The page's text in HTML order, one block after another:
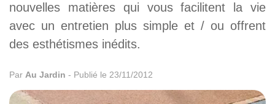
nouvelles matières qui vous facilitent la vie
avec un entretien plus simple et / ou offrent
des esthétismes inédits.
Par Au Jardin - Publié le 23/11/2012